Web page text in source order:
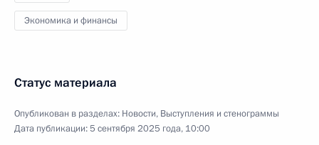
Экономика и финансы
Статус материала
Опубликован в разделах: Новости, Выступления и стенограммы
Дата публикации:5 сентября 2025 года, 10:00